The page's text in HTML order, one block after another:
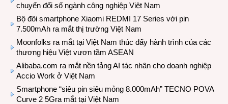
chuyển đổi số ngành công nghiệp Việt Nam
Bộ đôi smartphone Xiaomi REDMI 17 Series với pin
7.500mAh ra mắt thị trường Việt Nam
Moonfolks ra mắt tại Việt Nam thúc đẩy hành trình của các
thương hiệu Việt vươn tầm ASEAN
Alibaba.com ra mắt nền tảng AI tác nhân cho doanh nghiệp
Accio Work ở Việt Nam
Smartphone “siêu pin siêu mỏng 8.000mAh” TECNO POVA
Curve 2 5Gra mắt tại Việt Nam